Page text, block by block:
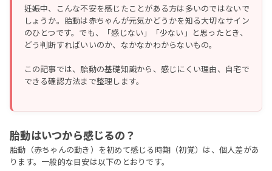
妊娠中、こんな不安を感じたことがある方は多いのではないで
しょうか。胎動は赤ちゃんが元気かどうかを知る大切なサイン
のひとつです。でも、「感じない」「少ない」と思ったとき、
どう判断すればいいのか、なかなかわからないもの。
この記事では、胎動の基礎知識から、感じにくい理由、自宅で
できる確認方法まで整理します。
胎動はいつから感じるの？
胎動（赤ちゃんの動き）を初めて感じる時期（初覚）は、個人差があ
ります。一般的な目安は以下のとおりです。